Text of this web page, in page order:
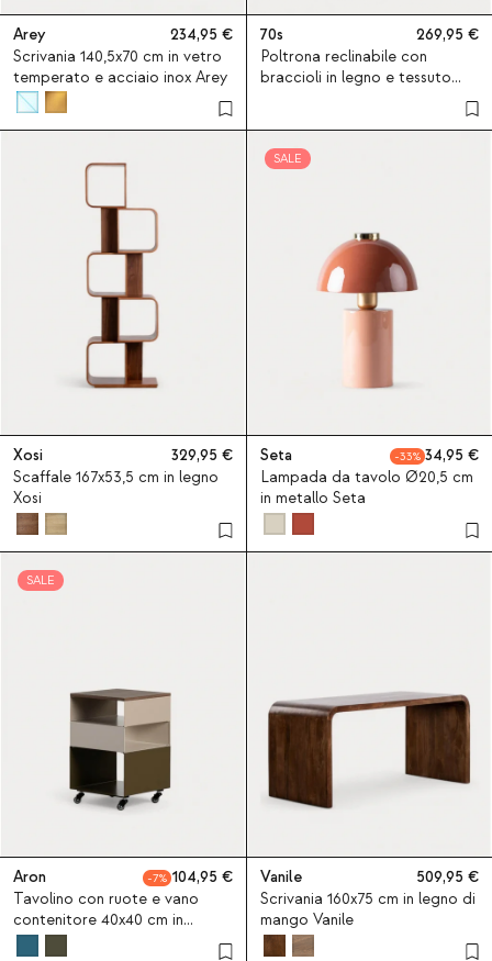
Arey
234,95
Scrivania 140,5x70 cm in vetro
temperato e acciaio inox Arey
70s
269,95
Poltrona reclinabile con
braccioli in legno e tessuto
Xosi
329,95
Scaffale 167x53,5 cm in legno
Xosi
SALE
Seta 33
34,95
Lampada da tavolo Ø20,5 cm
in metallo Seta
SALE
Aron 7
104,95
Tavolino con ruote e vano
contenitore 40x40 cm in
metallo Aron
Vanile
509,95
Scrivania 160x75 cm in legno di
mango Vanile